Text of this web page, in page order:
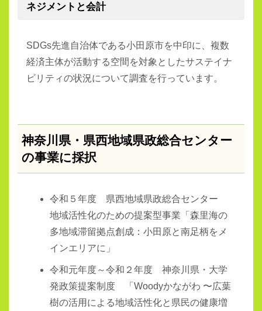
ネジメントと会計
SDGs先進自治体である小田原市を中印に、複数
経済主体が活動する空間を対象としたサステイナ
ビリティの状況について調査を行っています。
神奈川県・県西地域県政総合センター
の事業に採択
令和５年度 県西地域県政総合センター
地域活性化のための提案型事業「森里海の
多地域滞留拠点創成：小田原と南足柄をメ
インエリアに」
令和元年度～令和２年度 神奈川県・大学
発政策提案制度 「Woodyかながわ 〜広葉
樹の活用による地域活性化と県民の健康増